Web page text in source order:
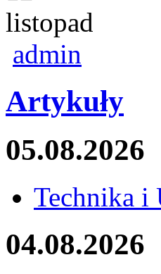
listopad
admin
Artykuły
05.08.2026
Technika i
04.08.2026